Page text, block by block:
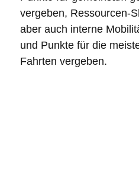
vergeben, Ressourcen-
aber auch interne
und Punkte für die
Fahrten vergeben.